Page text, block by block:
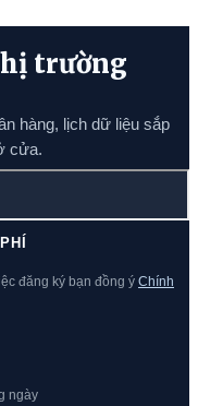
trường
hàng, lịch dữ liệu sắp
cửa.
đăng ký bạn đồng ý Chính
ngày